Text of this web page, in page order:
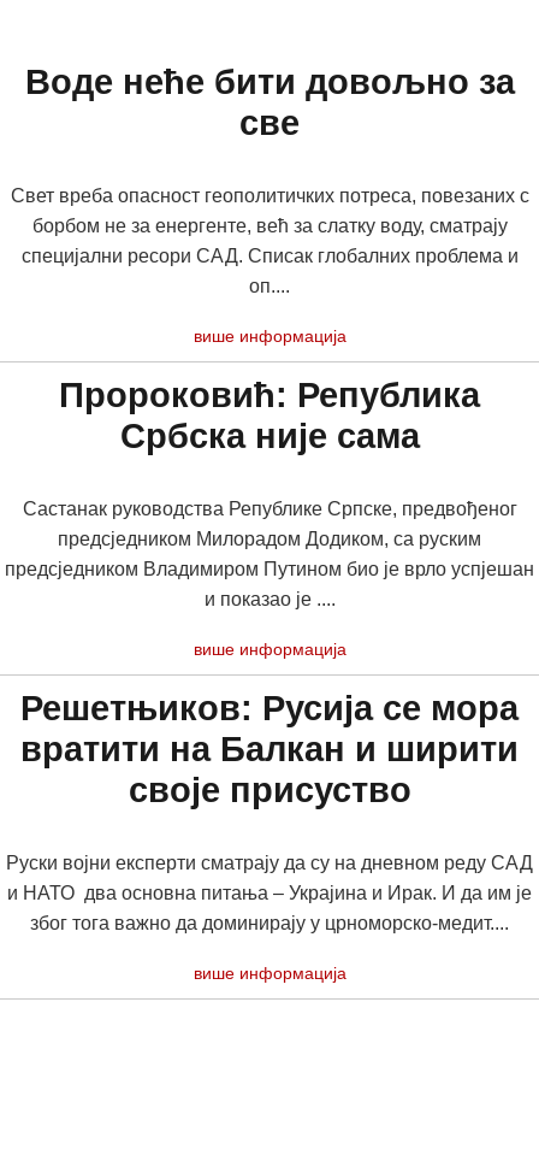
Воде неће бити довољно за
све
Свет вреба опасност геополитичких потреса, повезаних с
борбом не за енергенте, већ за слатку воду, сматрају
специјални ресори САД. Списак глобалних проблема и
оп....
више информација
Пророковић: Република
Србска није сама
Састанак руководства Републике Српске, предвођеног
предсједником Милорадом Додиком, са руским
предсједником Владимиром Путином био је врло успјешан
и показао је ....
више информација
Решетњиков: Русија се мора
вратити на Балкан и ширити
своје присуство
Руски војни експерти сматрају да су на дневном реду САД
и НАТО два основна питања – Украјина и Ирак. И да им је
због тога важно да доминирају у црноморско-медит....
више информација